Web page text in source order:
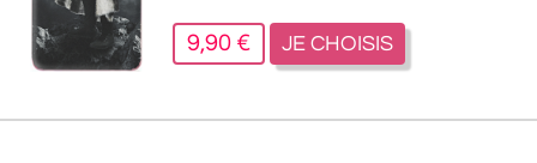
9,90 € JE CHOISIS